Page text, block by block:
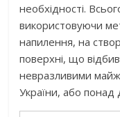
необхідності.
використовуючи
напилення, на
поверхні, що
невразливими
України, або понад